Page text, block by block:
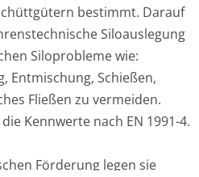
bestimmt. Darauf
Siloauslegung
Siloprobleme wie:
Entmischung, Schießen,
Fließen zu vermeiden.
Kennwerte nach EN 1991-4.
Förderung legen sie